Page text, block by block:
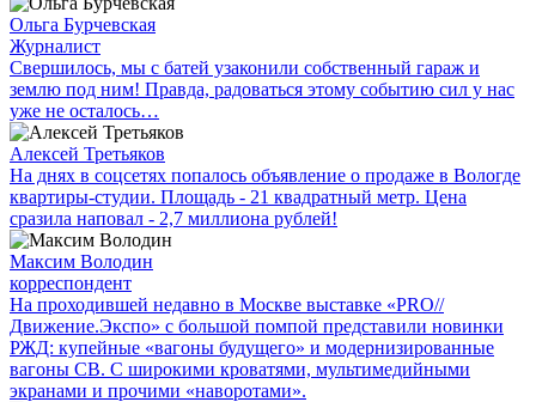
Ольга Бурчевская
Журналист
Свершилось, мы с батей узаконили собственный гараж и
землю под ним! Правда, радоваться этому событию сил у нас
уже не осталось…
Алексей Третьяков
На днях в соцсетях попалось объявление о продаже в Вологде
квартиры-студии. Площадь - 21 квадратный метр. Цена
сразила наповал - 2,7 миллиона рублей!
Максим Володин
корреспондент
На проходившей недавно в Мос­кве выставке «PRO//
Движение.Экспо» с большой помпой представили новинки
РЖД: купейные «вагоны будущего» и модернизированные
вагоны СВ. С широкими кроватями, мультимедийными
экранами и прочими «наворотами».